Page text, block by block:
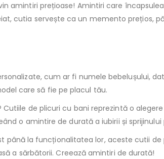
amintiri prețioase! Amintiri care
cutia servește ca un memento prețios,
cum ar fi numele bebelușului,
care să fie pe placul tău.
de plicuri cu bani reprezintă o
o amintire de durată a iubirii și sprijinului
până la funcționalitatea lor, aceste cutii
a sărbătorii. Creează amintiri de durată!